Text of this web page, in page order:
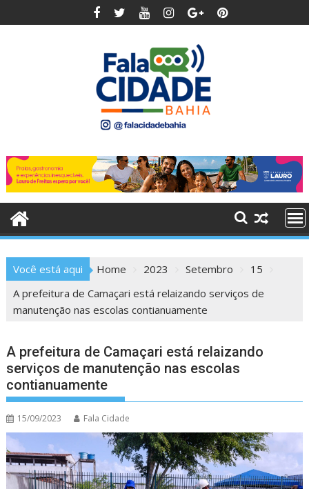
to
Você está aqui Home 2023 Setembro
15
A prefeitura de Camaçari está relaizando serviços de
manutenção nas escolas contianuamente
A prefeitura de Camaçari está relaizando
serviços de manutenção nas escolas
contianuamente
15/09/2023 Fala Cidade